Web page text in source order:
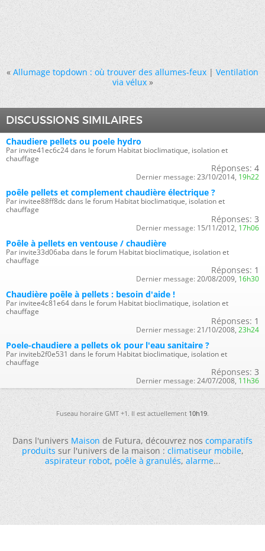
« Allumage topdown : où trouver des allumes-feux|Ventilation
via vélux »
DISCUSSIONS SIMILAIRES
Chaudiere pellets ou poele hydro
Par invite41ec6c24 dans le forum Habitat bioclimatique, isolation et
chauffage
Réponses: 4
Dernier message: 23/10/2014, 19h22
poêle pellets et complement chaudière électrique ?
Par invitee88ff8dc dans le forum Habitat bioclimatique, isolation et
chauffage
Réponses: 3
Dernier message: 15/11/2012, 17h06
Poêle à pellets en ventouse / chaudière
Par invite33d06aba dans le forum Habitat bioclimatique, isolation et
chauffage
Réponses: 1
Dernier message: 20/08/2009, 16h30
Chaudière poêle à pellets : besoin d'aide !
Par invitee4c81e64 dans le forum Habitat bioclimatique, isolation et
chauffage
Réponses: 1
Dernier message: 21/10/2008, 23h24
Poele-chaudiere a pellets ok pour l'eau sanitaire ?
Par inviteb2f0e531 dans le forum Habitat bioclimatique, isolation et
chauffage
Réponses: 3
Dernier message: 24/07/2008, 11h36
Fuseau horaire GMT +1. Il est actuellement10h19.
Dans l'universMaisonde Futura, découvrez noscomparatifs
produitssur l'univers de la maison :climatiseur mobile,
aspirateur robot,poêle à granulés,alarme...